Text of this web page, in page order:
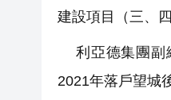
建設項目（三、
利亞德集團副
2021年落戶望城